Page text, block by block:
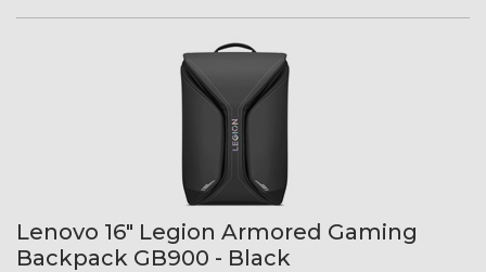
Lenovo 16" Legion Armored Gaming
Backpack GB900 - Black